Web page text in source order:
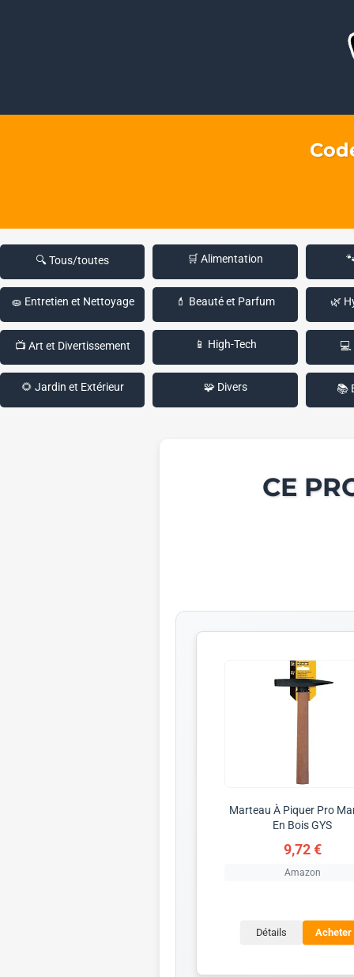
🔍 Tous/toutes 🛒 Alimentation
🧽 Entretien et Nettoyage 💄 Beauté et Parfum 🌿
📺 Art et Divertissement 📱 High-Tech 💻
🌻 Jardin et Extérieur 🧩 Divers 📚
CE
Marteau À Piquer Pro
En Bois GYS
9,72 €
Amazon
Détails Acheter